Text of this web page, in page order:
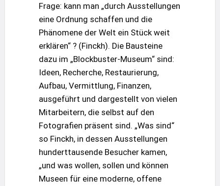
Frage: kann man „durch Ausstellungen
eine Ordnung schaffen und die
Phänomene der Welt ein Stück weit
erklären“ ? (Finckh). Die Bausteine
dazu im „Blockbuster-Museum“ sind:
Ideen, Recherche, Restaurierung,
Aufbau, Vermittlung, Finanzen,
ausgeführt und dargestellt von vielen
Mitarbeitern, die selbst auf den
Fotografien präsent sind. „Was sind“
so Finckh, in dessen Ausstellungen
hunderttausende Besucher kamen,
„und was wollen, sollen und können
Museen für eine moderne, offene